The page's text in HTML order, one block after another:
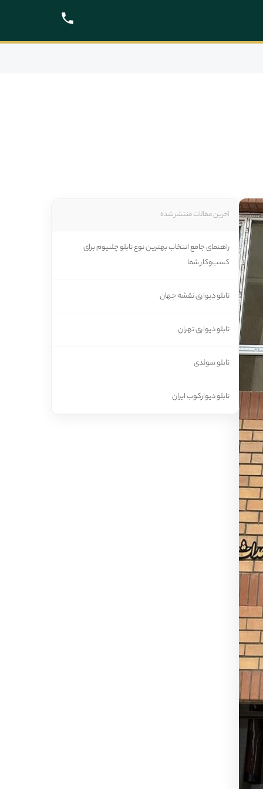
آخرین مقالات منتشر شده
راهنمای جامع انتخاب بهترین نوع تابلو چلنیوم برای
کسب‌وکار شما
تابلو دیواری نقشه جهان
تابلو دیواری تهران
تابلو سوئدی
تابلو دیوارکوب ایران